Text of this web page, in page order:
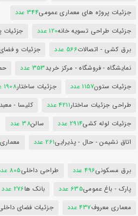
جزئیات پروژه های معماری عمومی344 عدد
جزئیات طراحی تسویه خانه120 عدد جزئیات
برق کشی - اتصالات566 عدد جزئیات و
نمایشگاه - فروشگاه - مرکز خرید353 عدد
جزئیات ستون1157 عدد جزئیات ساختار1908 عدد
طراحی جزئیات ساختار4211 عدد کلیسا -
جزئیات لوله کشی2914 عدد سالن38 عدد
اتاق نشیمن - حال - پذیرایی261 عدد معماری
برق مسکونی496 عدد طراحی داخلی805 عدد
پارک - باغ عمومی635 عدد بانک ها276 عدد
معماری معروف437 عدد جزئیات فضای